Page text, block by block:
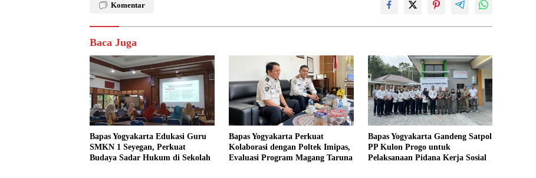
Komentar
Baca Juga
Bapas Yogyakarta Edukasi Guru
SMKN 1 Seyegan, Perkuat
Budaya Sadar Hukum di Sekolah
Bapas Yogyakarta Perkuat
Kolaborasi dengan Poltek Imipas,
Evaluasi Program Magang Taruna
Bapas Yogyakarta Gandeng Satpol
PP Kulon Progo untuk
Pelaksanaan Pidana Kerja Sosial